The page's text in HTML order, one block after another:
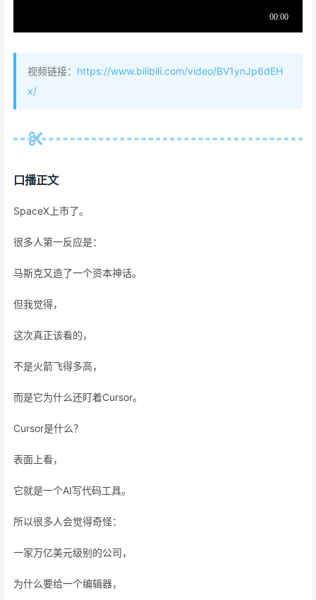
视频链接： https://www.bilibili.com/video/BV1ynJp6dEH
x/
口播正文
SpaceX上市了。
很多人第一反应是：
马斯克又造了一个资本神话。
但我觉得，
这次真正该看的，
不是火箭飞得多高，
而是它为什么还盯着Cursor。
Cursor是什么？
表面上看，
它就是一个AI写代码工具。
所以很多人会觉得奇怪：
一家万亿美元级别的公司，
为什么要给一个编辑器，